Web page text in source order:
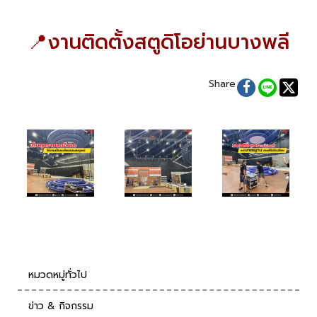
📍งานติดตั้งสตูดิโอย่านบางพลี
Share
หมวดหมู่ทั่วไป
ข่าว & กิจกรรม